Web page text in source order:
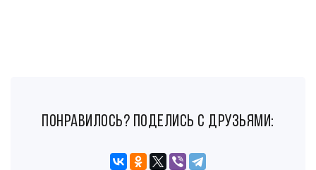
понравилось? поделись с друзьями: